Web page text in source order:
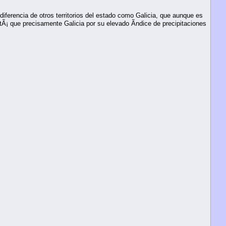
de otros territorios del estado como Galicia, que aunque es
que precisamente Galicia por su elevado Ã­ndice de precipitaciones